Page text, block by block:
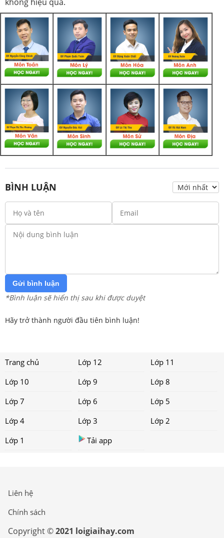
BÌNH LUẬN
Gửi bình luận
*Bình luận sẽ hiển thị sau khi được duyệt
Hãy trở thành người đầu tiên bình luận!
Trang chủ Lớp 12
Lớp 11
Lớp 10
Lớp 9
Lớp 8
Lớp 7
Lớp 6
Lớp 5
Lớp 4
Lớp 3
Lớp 2
Lớp 1
Tải app
Liên hệ
Chính sách
Copyright ©2021 loigiaihay.com